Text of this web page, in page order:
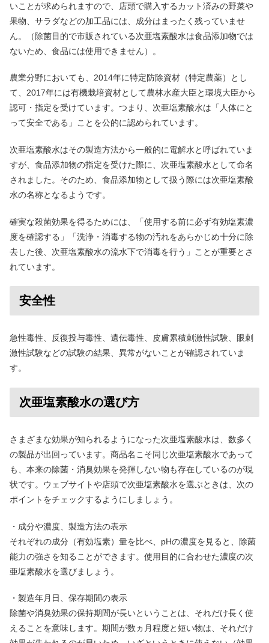
いことが求められますので、店頭で購入するカット済みの野菜や
果物、サラダなどの加工品には、成分はまったく残っていませ
ん。（除菌目的で市販されている次亜塩素酸水は食品添加物では
ないため、食品には使用できません）。
農業分野においても、2014年に特定防除資材（特定農薬）とし
て、2017年には有機栽培資材として農林水産大臣と環境大臣から
認可・指定を受けています。つまり、次亜塩素酸水は「人体にと
って安全である」ことを公的に認められています。
次亜塩素酸水はその製造方法から一般的に電解水と呼ばれていま
すが、食品添加物の指定を受けた際に、次亜塩素酸水として命名
されました。そのため、食品添加物として扱う際には次亜塩素酸
水の名称となるようです。
確実な殺菌効果を得るためには、「使用する前に必ず有効塩素濃
度を確認する」「洗浄・消毒する物の汚れをあらかじめ十分に除
去した後、次亜塩素酸水の流水下で消毒を行う」ことが重要とさ
れています。
安全性
急性毒性、反復投与毒性、遺伝毒性、皮膚累積刺激性試験、眼刺
激性試験などの試験の結果、異常がないことが確認されていま
す。
次亜塩素酸水の選び方
さまざまな効果が知られるようになった次亜塩素酸水は、数多く
の製品が出回っています。商品名こそ同じ次亜塩素酸水であって
も、本来の除菌・消臭効果を発揮しない物も存在しているのが現
状です。ウェブサイトや店頭で次亜塩素酸水を選ぶときは、次の
ポイントをチェックするようにしましょう。
・成分や濃度、製造方法の表示
それぞれの成分（有効塩素）量を比べ、pHの濃度を見ると、除菌
能力の強さを知ることができます。使用目的に合わせた濃度の次
亜塩素酸水を選びましょう。
・製造年月日、保存期間の表示
除菌や消臭効果の保持期間が長いということは、それだけ長く使
えることを意味します。期間が数ヵ月程度と短い物は、それだけ